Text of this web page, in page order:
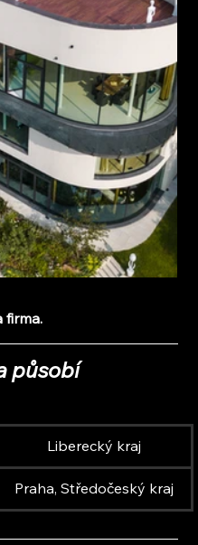
firma.
působí
Liberecký kraj
Praha, Středočeský kraj